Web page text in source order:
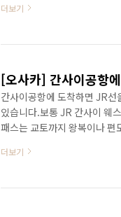
사는 게이샤의 추억에서 등장
면 바로 맞은편 길에 다음과
더보기
[오사카] 간사이공항
간사이공항에 도착하면 JR
있습니다.보통 JR 간사이 웨
패스는 교토까지 왕복이나
문에 여러 곳을 하루에 볼 경
위에 都라고 되어있는 열차
더보기